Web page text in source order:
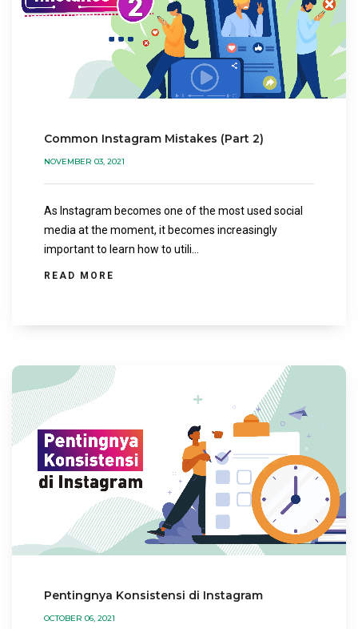
Common Instagram Mistakes (Part 2)
NOVEMBER 03, 2021
As Instagram becomes one of the most used social
media at the moment, it becomes increasingly
important to learn how to utili...
READ MORE
Pentingnya Konsistensi di Instagram
OCTOBER 06, 2021